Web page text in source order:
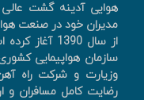
هوایی آدینه گشت عالی
مدیران خود در صنعت
از سال 1390
سازمان هواپیمایی
وزیارت و شرکت راه
رضایت کامل مسافران و